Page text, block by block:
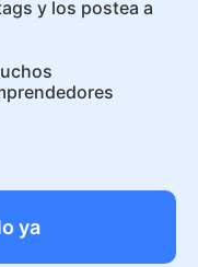
y los postea a
ya